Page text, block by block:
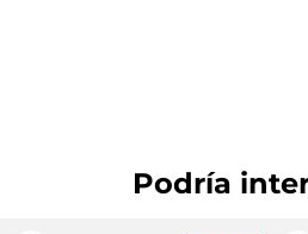
Podría